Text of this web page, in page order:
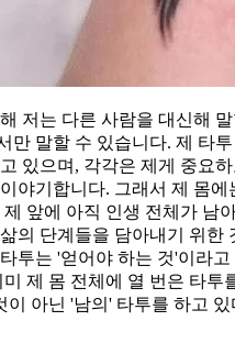
저는 다른 사람을 대신해 말
만 말할 수 있습니다. 제 타
있으며, 각각은 제게 중요
야기합니다. 그래서 제 몸에
앞에 아직 인생 전체가 남
의 단계들을 담아내기 위한
투는 '얻어야 하는 것'이라
제 몸 전체에 열 번은 타투
이 아닌 '남의' 타투를 하고 있